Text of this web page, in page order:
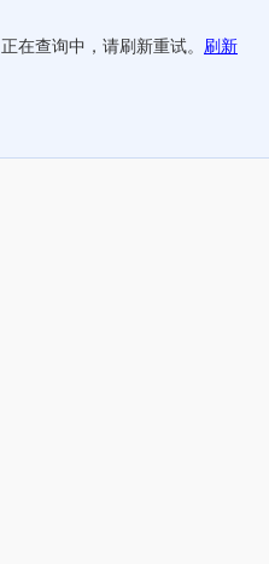
正在查询中，请刷新重试。 刷新